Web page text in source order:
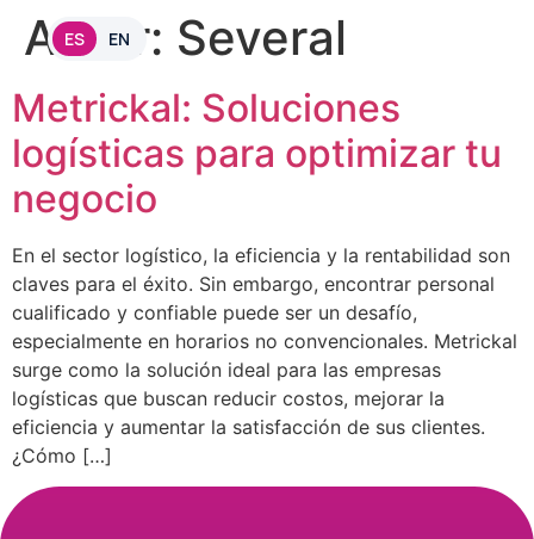
ES EN
Autor: Several
Metrickal: Soluciones
logísticas para optimizar tu
negocio
En el sector logístico, la eficiencia y la rentabilidad son
claves para el éxito. Sin embargo, encontrar personal
cualificado y confiable puede ser un desafío,
especialmente en horarios no convencionales. Metrickal
surge como la solución ideal para las empresas
logísticas que buscan reducir costos, mejorar la
eficiencia y aumentar la satisfacción de sus clientes.
¿Cómo […]